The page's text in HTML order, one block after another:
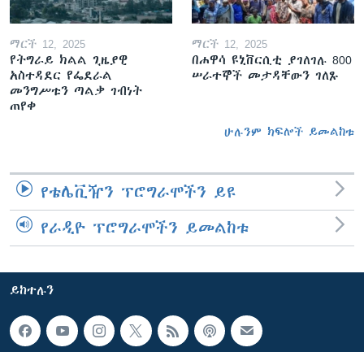
ማርች 12, 2025
የትግራይ ክልል ጊዜያዊ
አስተዳደር የፌደራል
መንግሥቱን ጣልቃ ገብነት
ጠየቀ
ማርች 12, 2025
በሐዋሳ ዩኒቨርሲቲ ያገለገሉ 800
ሠራተኞች መታዳቸውን ገለጹ
ሁሉንም ክፍሎች ይመልከቱ
የቴሌቪዥን ፕሮግራሞችን ይዩ
የራዲዮ ፕሮግራሞችን ይመልከቱ
ይከተሉን